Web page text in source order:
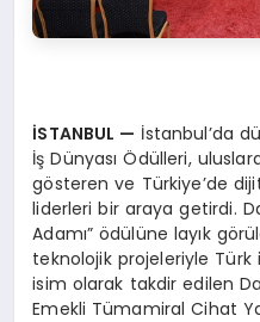
İSTANBUL — İstanbul’da
İş Dünyası Ödülleri,
gösteren ve Türkiye’de
liderleri bir araya getirdi.
Adamı” ödülüne layık
teknolojik projeleriyle
isim olarak takdir edilen
Emekli Tümamiral Cihat